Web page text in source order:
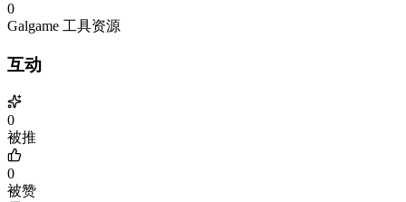
0
Galgame 工具资源
互动
0
被推
0
被赞